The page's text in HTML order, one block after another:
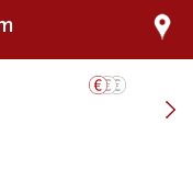
is not
for domain group
Please add it to
to authorize